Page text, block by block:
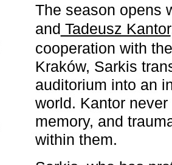
The season opens
and Tadeusz Kantor
cooperation with
Kraków, Sarkis
auditorium into an
world. Kantor
memory, and
within them.